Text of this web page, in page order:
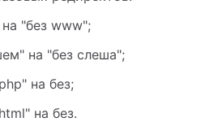
"без www";
на "без слеша";
на без;
на без.